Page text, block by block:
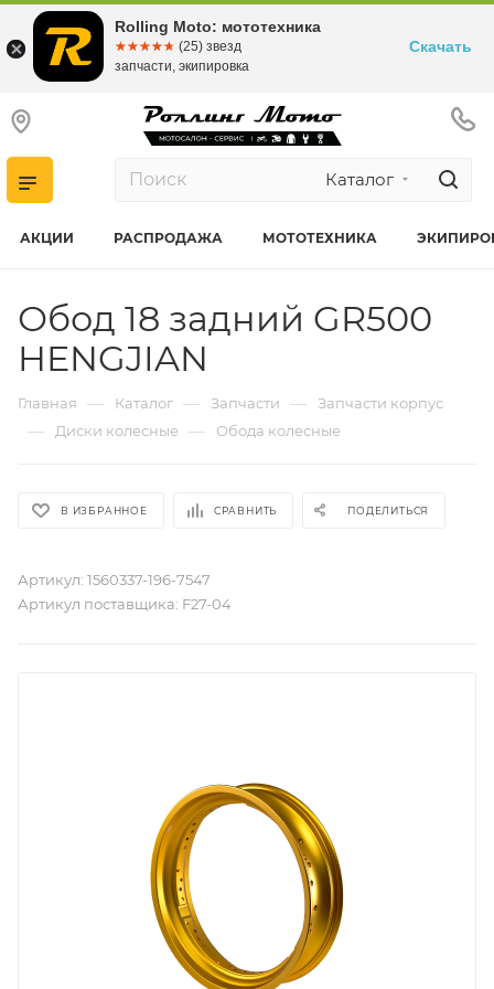
Каталог
АКЦИИ РАСПРОДАЖА МОТОТЕХНИКА
Обод 18 задний GR500
HENGJIAN
Главная — Каталог — Запчасти — Запчасти корпус
— Диски колесные — Обода колесные
В ИЗБРАННОЕ СРАВНИТЬ ПОДЕЛИТЬСЯ
Артикул: 1560337-196-7547
Артикул поставщика: F27-04
Rolling Moto: мототехника
☆☆☆☆☆
★★★★★ (25) звезд
запчасти, экипировка
Скачать